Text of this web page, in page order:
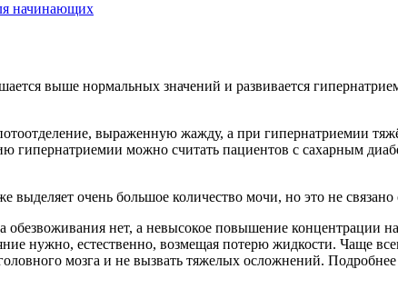
начинающих
выше нормальных значений и развивается
выраженную жажду, а при гипернатриемии
можно считать пациентов с сахарным
выделяет очень большое количество мочи, но это не
нет, а невысокое повышение концентрации
нужно, естественно, возмещая потерю жидкости. Чаще
мозга и не вызвать тяжелых осложнений.